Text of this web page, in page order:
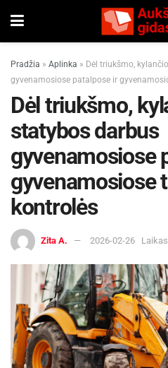
Pradžia » Aplinka » Dėl triukšmo,
gyvenamosiose patalpose ir
Dėl triukšmo,
statybos darbus
gyvenamosiose
gyvenamosiose
kontrolės
Zita A. 2026-02-26